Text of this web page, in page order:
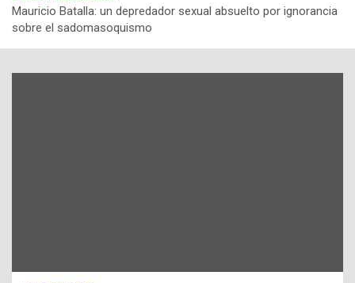
Mauricio Batalla: un depredador sexual absuelto por ignorancia
sobre el sadomasoquismo